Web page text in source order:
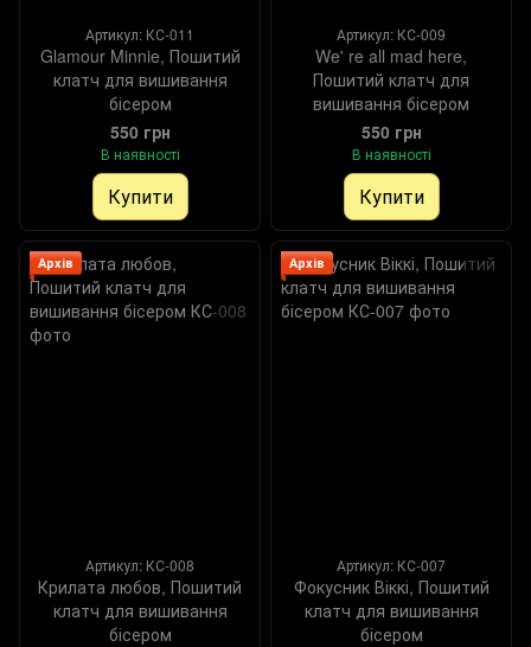
Артикул: КС-011
Glamour Minnie, Пошитий
клатч для вишивання
бісером
550 грн
В наявності
Купити
Артикул: КС-009
We' re all mad here,
Пошитий клатч для
вишивання бісером
550 грн
В наявності
Купити
Архів
Артикул: КС-008
Крилата любов, Пошитий
клатч для вишивання
бісером
Архів
Артикул: КС-007
Фокусник Віккі, Пошитий
клатч для вишивання
бісером